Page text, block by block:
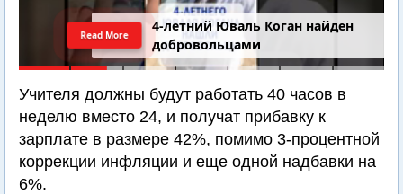
4-летний Юваль Коган найден
добровольцами
Read More
Учителя должны будут работать 40 часов в
неделю вместо 24, и получат прибавку к
зарплате в размере 42%, помимо 3-процентной
коррекции инфляции и еще одной надбавки на
6%.